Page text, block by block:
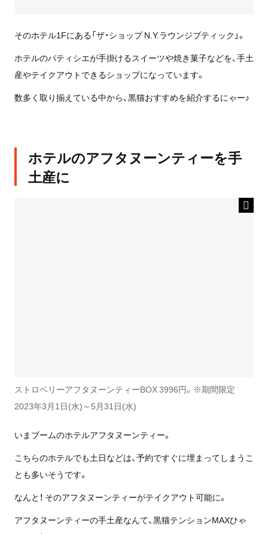
そのホテル1Fにある「ザ・ショップ N.Y.ラウンジブティック」。
ホテルのパティシエが手掛けるスイーツや焼き菓子などを、手土
産やテイクアウトできるショップになっています。
数多く取り揃えている中から、黒猫おすすめを紹介するにゃー♪
ホテルのアフタヌーンティーを手
土産に
ストロベリーアフタヌーンティーBOX 3996円。※期間限定
2023年3月1日(水)～5月31日(水)
いまブームのホテルアフタヌーンティー。
こちらのホテルでも土日などは、予約ですぐに埋まってしまうこ
とも多いそうです。
なんと！ そのアフタヌーンティーがテイクアウト可能に。
アフタヌーンティーの手土産なんて、黒猫テンションMAXひゃ